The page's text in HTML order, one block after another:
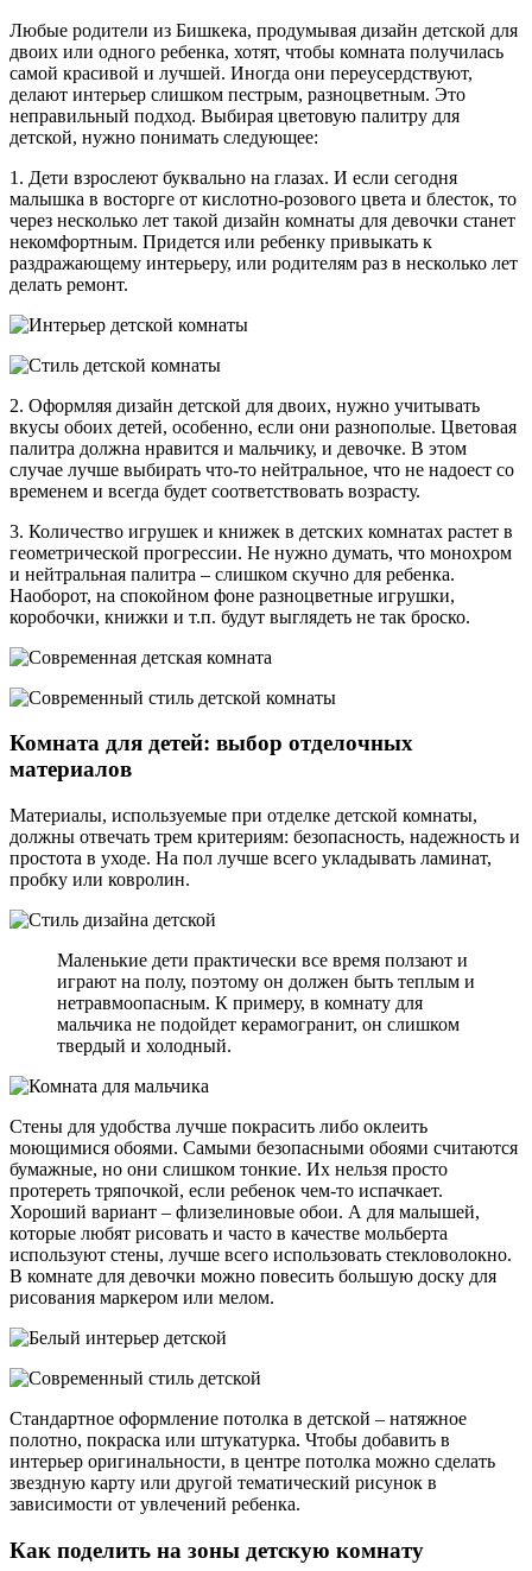
Любые родители из Бишкека, продумывая дизайн детской для
двоих или одного ребенка, хотят, чтобы комната получилась
самой красивой и лучшей. Иногда они переусердствуют,
делают интерьер слишком пестрым, разноцветным. Это
неправильный подход. Выбирая цветовую палитру для
детской, нужно понимать следующее:
1. Дети взрослеют буквально на глазах. И если сегодня
малышка в восторге от кислотно-розового цвета и блесток, то
через несколько лет такой дизайн комнаты для девочки станет
некомфортным. Придется или ребенку привыкать к
раздражающему интерьеру, или родителям раз в несколько лет
делать ремонт.
2. Оформляя дизайн детской для двоих, нужно учитывать
вкусы обоих детей, особенно, если они разнополые. Цветовая
палитра должна нравится и мальчику, и девочке. В этом
случае лучше выбирать что-то нейтральное, что не надоест со
временем и всегда будет соответствовать возрасту.
3. Количество игрушек и книжек в детских комнатах растет в
геометрической прогрессии. Не нужно думать, что монохром
и нейтральная палитра – слишком скучно для ребенка.
Наоборот, на спокойном фоне разноцветные игрушки,
коробочки, книжки и т.п. будут выглядеть не так броско.
Комната для детей: выбор отделочных
материалов
Материалы, используемые при отделке детской комнаты,
должны отвечать трем критериям: безопасность, надежность и
простота в уходе. На пол лучше всего укладывать ламинат,
пробку или ковролин.
Маленькие дети практически все время ползают и
играют на полу, поэтому он должен быть теплым и
нетравмоопасным. К примеру, в комнату для
мальчика не подойдет керамогранит, он слишком
твердый и холодный.
Стены для удобства лучше покрасить либо оклеить
моющимися обоями. Самыми безопасными обоями считаются
бумажные, но они слишком тонкие. Их нельзя просто
протереть тряпочкой, если ребенок чем-то испачкает.
Хороший вариант – флизелиновые обои. А для малышей,
которые любят рисовать и часто в качестве мольберта
используют стены, лучше всего использовать стекловолокно.
В комнате для девочки можно повесить большую доску для
рисования маркером или мелом.
Стандартное оформление потолка в детской – натяжное
полотно, покраска или штукатурка. Чтобы добавить в
интерьер оригинальности, в центре потолка можно сделать
звездную карту или другой тематический рисунок в
зависимости от увлечений ребенка.
Как поделить на зоны детскую комнату